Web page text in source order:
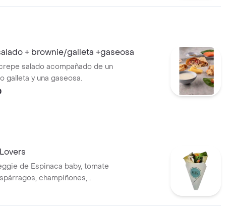
+ brownie/galleta +gaseosa
salado acompañado de un
galleta y una gaseosa.
baby, tomate
champiñones,
de aceite de oliva y